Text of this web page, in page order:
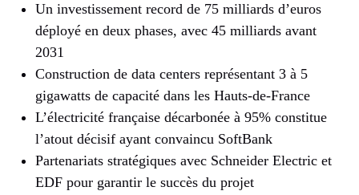
Un investissement record de 75 milliards d’euros
déployé en deux phases, avec 45 milliards avant
2031
Construction de data centers représentant 3 à 5
gigawatts de capacité dans les Hauts-de-France
L’électricité française décarbonée à 95% constitue
l’atout décisif ayant convaincu SoftBank
Partenariats stratégiques avec Schneider Electric et
EDF pour garantir le succès du projet